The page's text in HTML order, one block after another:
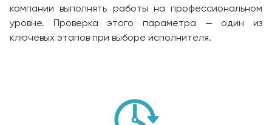
компании выполнять работы на профессиональном
уровне. Проверка этого параметра — один из
ключевых этапов при выборе исполнителя.